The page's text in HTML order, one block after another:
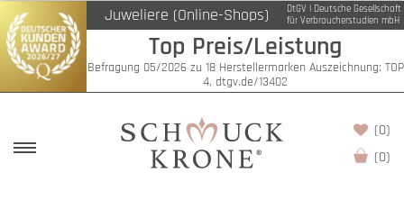
Juweliere (Online-Shops)
DtGV | Deutsche Gesellschaft
für Verbraucherstudien mbH
Top Preis/Leistung
Befragung 05/2026 zu 18 Herstellermarken Auszeichnung: TOP
4, dtgv.de/13402
(0)
(0)